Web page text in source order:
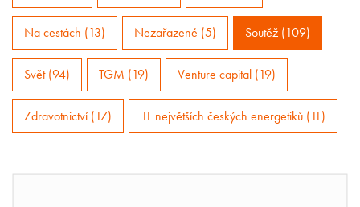
Na cestách (13) Nezařazené (5) Soutěž (109)
Svět (94) TGM (19) Venture capital (19)
Zdravotnictví (17) 11 největších českých energetiků (11)